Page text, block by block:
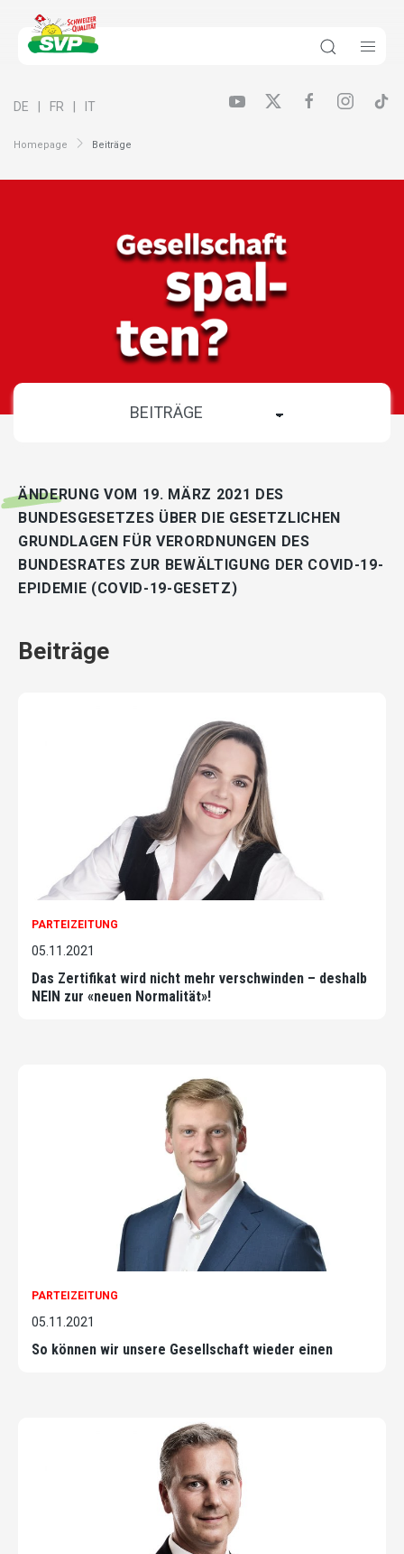
Homepage Beiträge
DE FR IT
ÄNDERUNG VOM 19. MÄRZ 2021 DES
BUNDESGESETZES ÜBER DIE GESETZLICHEN
GRUNDLAGEN FÜR VERORDNUNGEN DES
BUNDESRATES ZUR BEWÄLTIGUNG DER COVID-19-
EPIDEMIE (COVID-19-GESETZ)
Beiträge
PARTEIZEITUNG
05.11.2021
Das Zertifikat wird nicht mehr verschwinden – deshalb
NEIN zur «neuen Normalität»!
PARTEIZEITUNG
05.11.2021
So können wir unsere Gesellschaft wieder einen